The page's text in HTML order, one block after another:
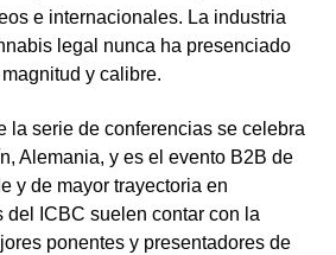
e internacionales. La industria
legal nunca ha presenciado
y calibre.
la serie de conferencias se celebra
Alemania, y esel evento B2B de
y de mayor trayectoria en
del ICBC suelen contar con la
ponentes y presentadores de